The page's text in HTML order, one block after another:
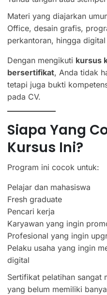
Materi yang diajarkan
Office, desain grafis,
perkantoran, hingga
Dengan mengikuti kursus
bersertifikat, Anda tidak
tetapi juga bukti
pada CV.
Siapa Yang
Kursus Ini?
Program ini cocok untuk:
Pelajar dan mahasiswa
Fresh graduate
Pencari kerja
Karyawan yang ingin
Profesional yang ingin
Pelaku usaha yang ingin
digital
Sertifikat pelatihan sangat
yang belum memiliki